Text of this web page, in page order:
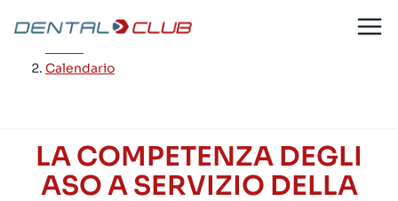
contenuto
Calendario
LA COMPETENZA DEGLI
ASO A SERVIZIO DELLA